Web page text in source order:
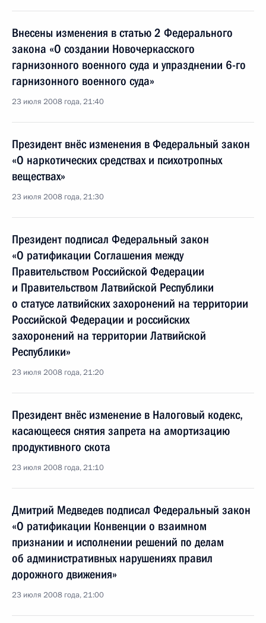
Внесены изменения в статью 2 Федерального
закона «О создании Новочеркасского
гарнизонного военного суда и упразднении 6-го
гарнизонного военного суда»
23 июля 2008 года, 21:40
Президент внёс изменения в Федеральный закон
«О наркотических средствах и психотропных
веществах»
23 июля 2008 года, 21:30
Президент подписал Федеральный закон
«О ратификации Соглашения между
Правительством Российской Федерации
и Правительством Латвийской Республики
о статусе латвийских захоронений на территории
Российской Федерации и российских
захоронений на территории Латвийской
Республики»
23 июля 2008 года, 21:20
Президент внёс изменение в Налоговый кодекс,
касающееся снятия запрета на амортизацию
продуктивного скота
23 июля 2008 года, 21:10
Дмитрий Медведев подписал Федеральный закон
«О ратификации Конвенции о взаимном
признании и исполнении решений по делам
об административных нарушениях правил
дорожного движения»
23 июля 2008 года, 21:00